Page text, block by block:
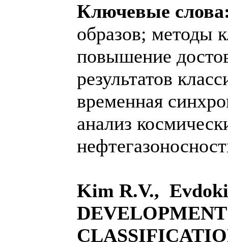
Ключевые
образов; методы
повышение
результатов
временная
анализ
Kim R.V.,